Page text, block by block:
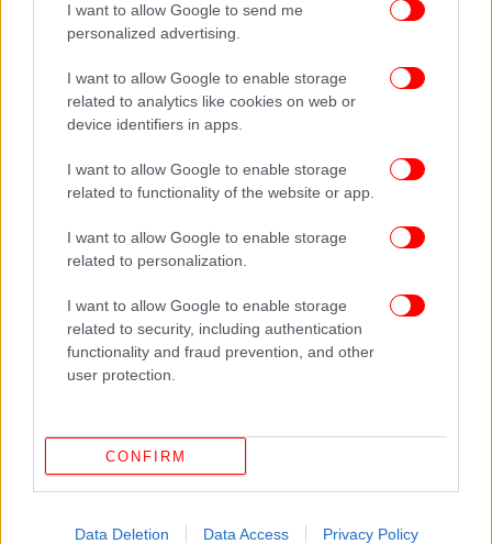
I want to allow Google to send me
personalized advertising.
I want to allow Google to enable storage
related to analytics like cookies on web or
device identifiers in apps.
I want to allow Google to enable storage
related to functionality of the website or app.
I want to allow Google to enable storage
related to personalization.
I want to allow Google to enable storage
related to security, including authentication
functionality and fraud prevention, and other
user protection.
CONFIRM
Data Deletion Data Access Privacy Policy
ΚΟ συγκροτεί η Νέα Αριστερά -Η επιστολή στον
για το φορολογικό